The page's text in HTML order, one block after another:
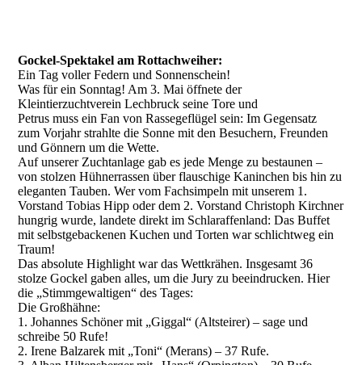
Gockel-Spektakel am Rottachweiher:
Ein Tag voller Federn und Sonnenschein!
Was für ein Sonntag! Am 3. Mai öffnete der
Kleintierzuchtverein Lechbruck seine Tore und
Petrus muss ein Fan von Rassegeflügel sein: Im Gegensatz
zum Vorjahr strahlte die Sonne mit den Besuchern, Freunden
und Gönnern um die Wette.
Auf unserer Zuchtanlage gab es jede Menge zu bestaunen –
von stolzen Hühnerrassen über flauschige Kaninchen bis hin zu
eleganten Tauben. Wer vom Fachsimpeln mit unserem 1.
Vorstand Tobias Hipp oder dem 2. Vorstand Christoph Kirchner
hungrig wurde, landete direkt im Schlaraffenland: Das Buffet
mit selbstgebackenen Kuchen und Torten war schlichtweg ein
Traum!
Das absolute Highlight war das Wettkrähen. Insgesamt 36
stolze Gockel gaben alles, um die Jury zu beeindrucken. Hier
die „Stimmgewaltigen“ des Tages:
Die Großhähne:
1. Johannes Schöner mit „Giggal“ (Altsteirer) – sage und
schreibe 50 Rufe!
2. Irene Balzarek mit „Toni“ (Merans) – 37 Rufe.